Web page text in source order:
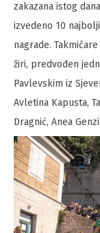
zakazana istog
izvedeno 10
nagrade.
žiri, predvođen
Pavlevskim iz
Avletina Kapusta,
Dragnić, Anea